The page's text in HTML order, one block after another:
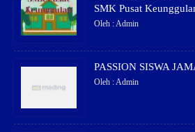
SMK Pusat
Oleh : Admin
PASSION SISWA
Oleh : Admin